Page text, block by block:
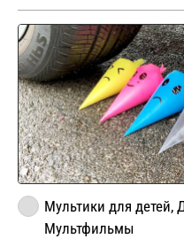
Мультики для детей,
Мультфильмы